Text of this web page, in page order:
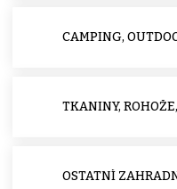
CAMPING,
TKANINY,
OSTATNÍ